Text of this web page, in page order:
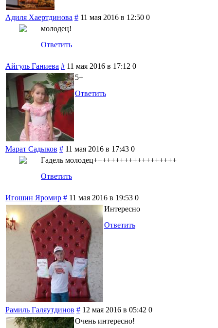
Адиля Хаертдинова # 11 мая 2016 в 12:50 0
молодец!
Ответить
Айгуль Ганиева # 11 мая 2016 в 17:12 0
5+
Ответить
Марат Садыков # 11 мая 2016 в 17:43 0
Гадель молодец+++++++++++++++++++
Ответить
Игошин Яромир # 11 мая 2016 в 19:53 0
Интересно
Ответить
Рамиль Галяутдинов # 12 мая 2016 в 05:42 0
Очень интересно!